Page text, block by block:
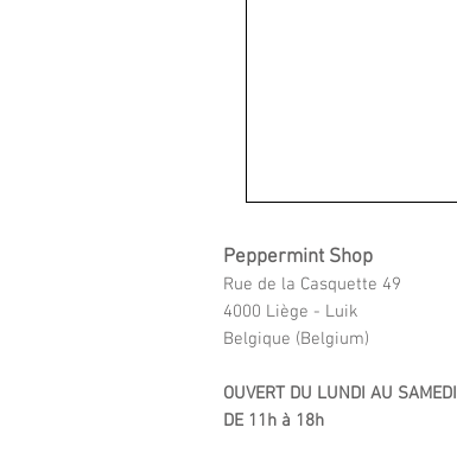
Peppermint Shop
Rue de la Casquette 49
4000 Liège - Luik
Belgique (Belgium)
OUVERT DU LUNDI AU SAMEDI
DE 11h à 18h